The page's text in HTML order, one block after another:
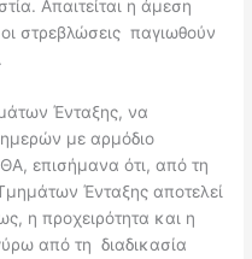
Απαιτείται η άμεση
στρεβλώσεις παγιωθούν
Ένταξης, να
με αρμόδιο
επισήμανα ότι, από τη
Ένταξης αποτελεί
η προχειρότητα και η
από τη διαδικασία